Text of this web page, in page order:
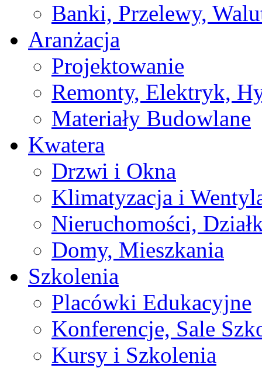
Banki, Przelewy,
Aranżacja
Projektowanie
Remonty, Elektryk,
Materiały Budowlane
Kwatera
Drzwi i Okna
Klimatyzacja i
Nieruchomości,
Domy, Mieszkania
Szkolenia
Placówki Edukacyjne
Konferencje, Sale
Kursy i Szkolenia